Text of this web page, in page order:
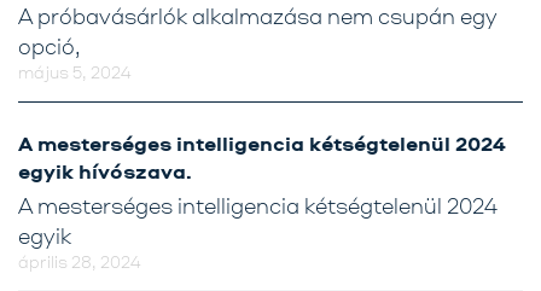
május 5, 2024
A próbavásárlók alkalmazása nem csupán egy
opció,
A mesterséges intelligencia kétségtelenül 2024
egyik hívószava.
április 28, 2024
A mesterséges intelligencia kétségtelenül 2024
egyik